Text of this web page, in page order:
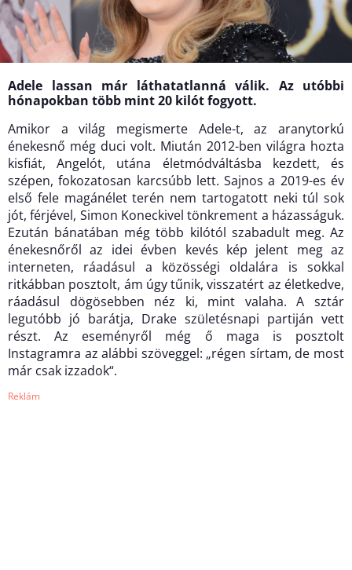
Adele lassan már láthatatlanná válik. Az utóbbi
hónapokban több mint 20 kilót fogyott.
Amikor a világ megismerte Adele-t, az aranytorkú
énekesnő még duci volt. Miután 2012-ben világra hozta
kisfiát, Angelót, utána életmódváltásba kezdett, és
szépen, fokozatosan karcsúbb lett. Sajnos a 2019-es év
első fele magánélet terén nem tartogatott neki túl sok
jót, férjével, Simon Koneckivel tönkrement a házasságuk.
Ezután bánatában még több kilótól szabadult meg. Az
énekesnőről az idei évben kevés kép jelent meg az
interneten, ráadásul a közösségi oldalára is sokkal
ritkábban posztolt, ám úgy tűnik, visszatért az életkedve,
ráadásul dögösebben néz ki, mint valaha. A sztár
legutóbb jó barátja, Drake születésnapi partiján vett
részt. Az eseményről még ő maga is posztolt
Instagramra az alábbi szöveggel: „régen sírtam, de most
már csak izzadok“.
Reklám